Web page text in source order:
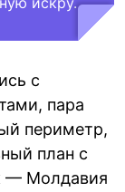
с
пара
периметр,
план с
— Молдавия